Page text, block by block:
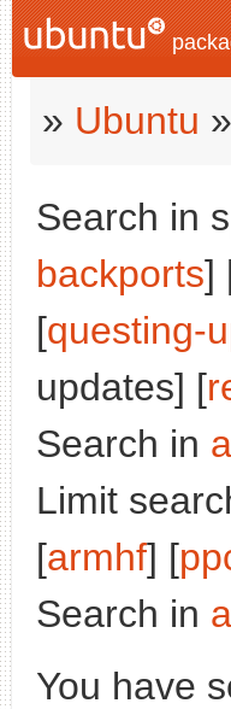
» Ubuntu »
Search in
backports]
[questing-
updates] [
Search in
Limit
[armhf] [
Search in
You have